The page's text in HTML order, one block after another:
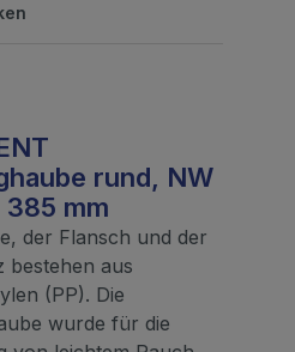
rund, NW
385 mm
der Flansch und der
bestehen aus
(PP). Die
wurde für die